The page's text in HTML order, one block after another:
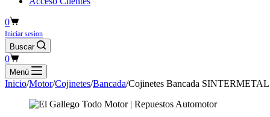
Carro
de
compra
0
Iniciar sesion
Buscar
Carro
de
compra
0
Menú
Inicio/Motor/Cojinetes/Bancada/Cojinetes Bancada